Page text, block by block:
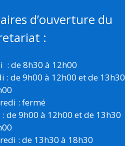
d’ouverture du
:
: de 8h30 à 12h00
: de 9h00 à 12h00 et de 13h30
: fermé
: de 9h00 à 12h00 et de 13h30
: de 13h30 à 18h30